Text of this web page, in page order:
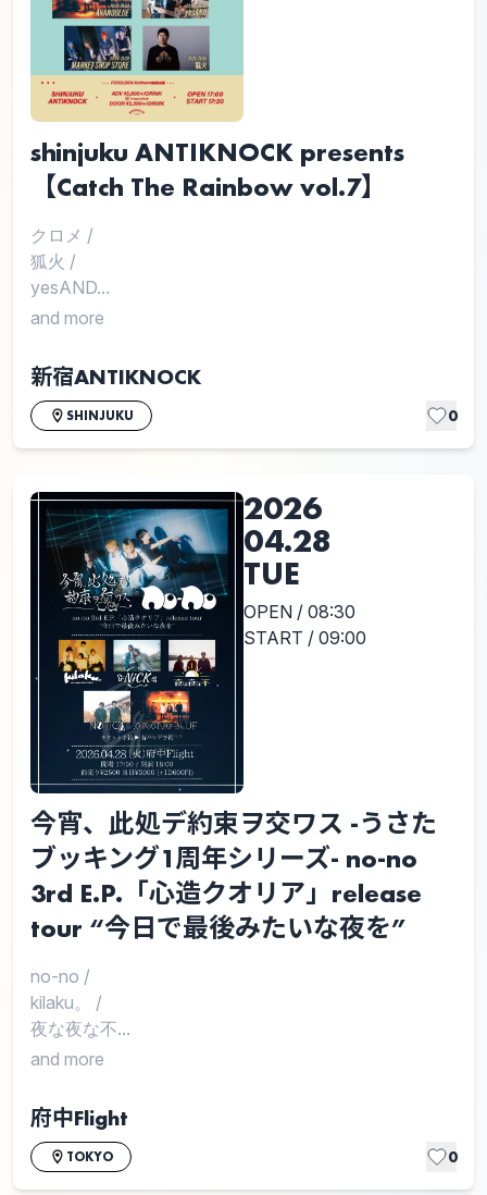
shinjuku ANTIKNOCK presents
【Catch The Rainbow vol.7】
クロメ /
狐火 /
yesAND...
and more
新宿ANTIKNOCK
SHINJUKU 0
2026
04.28
TUE
OPEN / 08:30
START / 09:00
今宵、此処デ約束ヲ交ワス -うさた
ブッキング1周年シリーズ- no-no
3rd E.P.「心造クオリア」release
tour “今日で最後みたいな夜を”
no-no /
kilaku。 /
夜な夜な不...
and more
府中Flight
TOKYO 0